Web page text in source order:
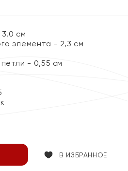
см
элемента - 2,3 см
- 0,55 см
В ИЗБРАННОЕ